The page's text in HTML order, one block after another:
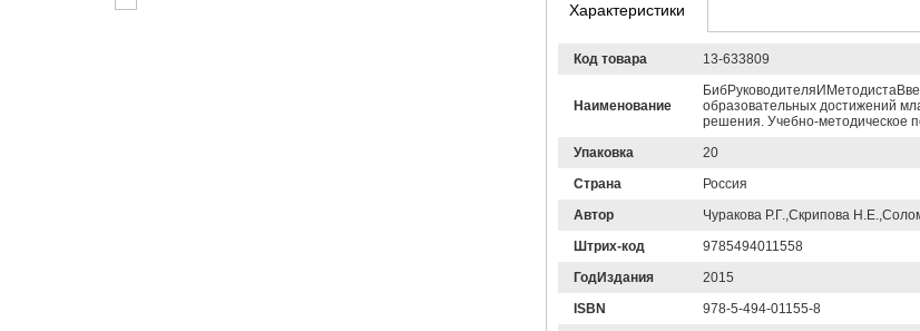
Характеристики
Код товара 13-633809
Наименование
образовательных достижений
решения. Учебно-методическое
Упаковка
20
Страна
Россия
Автор
Чуракова Р.Г.,Скрипова
Штрих-код
9785494011558
ГодИздания
2015
ISBN
978-5-494-01155-8